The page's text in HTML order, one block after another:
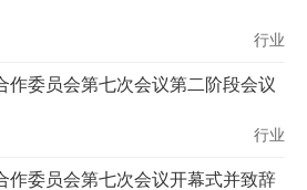
行业
作委员会第七次会议第二阶段会议
行业
作委员会第七次会议开幕式并致辞